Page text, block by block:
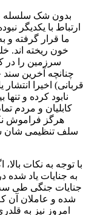
بدون شک سلسله
ارتباط با یکدیگر
ما قرار گرفته و
خون ریخته اند.
سرزمین را در
قربانی) اخیرا
کابلیان و مردم
هرگز فراموش
سلف تنظیمی شان
با توجه به نکات
به جنایات یاد شده
جنایات جنگی طی سه
شده و عاملان آن
امروز نیز به